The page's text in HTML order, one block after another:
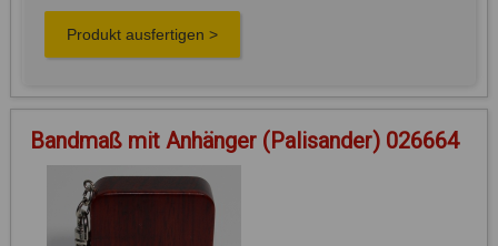
Bandmaß mit Anhänger (Palisander) 026664